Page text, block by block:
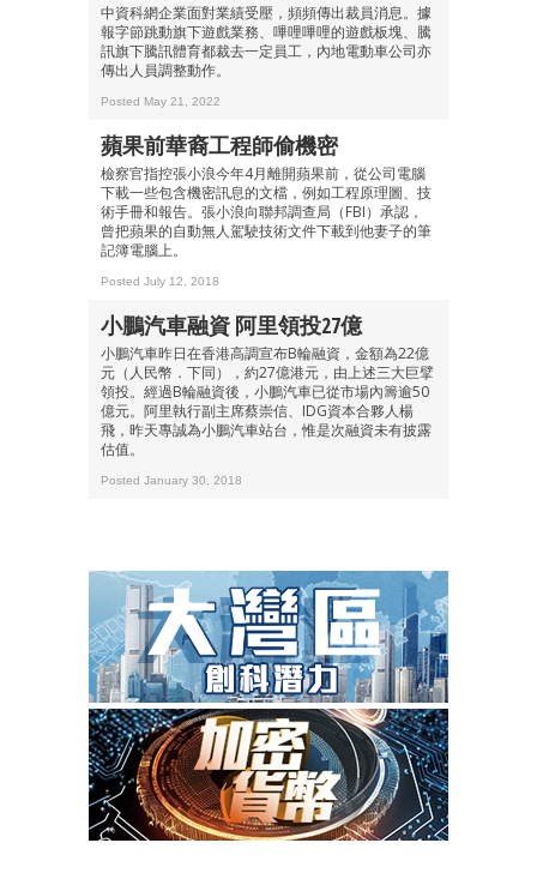
中資科網企業面對業績受壓，頻頻傳出裁員消息。據
報字節跳動旗下遊戲業務、嗶哩嗶哩的遊戲板塊、騰
訊旗下騰訊體育都裁去一定員工，內地電動車公司亦
傳出人員調整動作。
Posted May 21, 2022
蘋果前華裔工程師偷機密
檢察官指控張小浪今年4月離開蘋果前，從公司電腦
下載一些包含機密訊息的文檔，例如工程原理圖、技
術手冊和報告。張小浪向聯邦調查局（FBI）承認，
曾把蘋果的自動無人駕駛技術文件下載到他妻子的筆
記簿電腦上。
Posted July 12, 2018
小鵬汽車融資 阿里領投27億
小鵬汽車昨日在香港高調宣布B輪融資，金額為22億
元（人民幣．下同），約27億港元，由上述三大巨擘
領投。經過B輪融資後，小鵬汽車已從市場內籌逾50
億元。阿里執行副主席蔡崇信、IDG資本合夥人楊
飛，昨天專誠為小鵬汽車站台，惟是次融資未有披露
估值。
Posted January 30, 2018